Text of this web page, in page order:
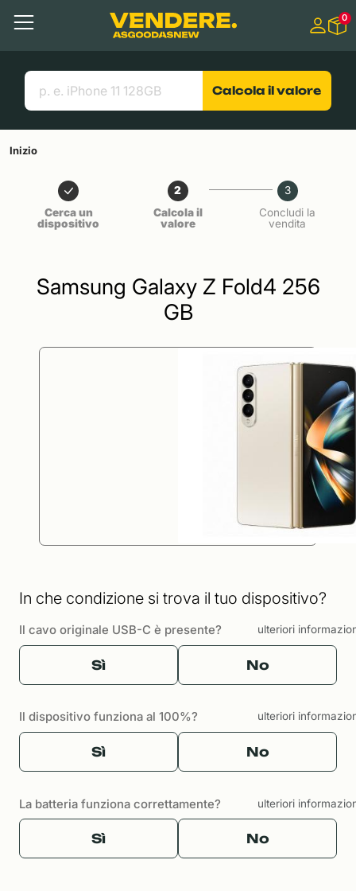
Contenuto principale
Menu
Cerca
Link utili
0
Calcola il valore
Inizio
Cerca un
dispositivo
2
Calcola il
valore
3
Concludi la
vendita
Samsung Galaxy Z Fold4 256
GB
In che condizione si trova il tuo dispositivo?
Il cavo originale USB-C è presente? ulteriori
Sì No
Il dispositivo funziona al 100%? ulteriori
Sì No
La batteria funziona correttamente? ulteriori
Sì No